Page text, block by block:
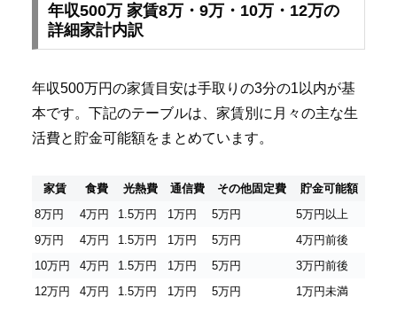
年収500万 家賃8万・9万・10万・12万の
詳細家計内訳
年収500万円の家賃目安は手取りの3分の1以内が基
本です。下記のテーブルは、家賃別に月々の主な生
活費と貯金可能額をまとめています。
家賃 食費 光熱費 通信費 その他固定費
貯金可能額
8万円
4万円 1.5万円 1万円 5万円
5万円以上
9万円
4万円 1.5万円 1万円 5万円
4万円前後
10万円
4万円 1.5万円 1万円 5万円
3万円前後
12万円
4万円 1.5万円 1万円 5万円 1万円未満